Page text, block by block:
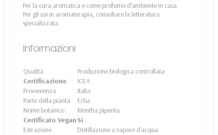
Per la cura aromatica e come profumo d'ambiente in casa.
Per gli usi in aromaterapia, consultare la letteratura
specializzata.
Informazioni
Qualità
Produzione biologica controllata
Certificazione
ICEA
Provenienza
Italia
Parte della pianta
Erba
Nome botanico
Mentha piperita
Certificato Vegan Sì
Estrazione
Distillazione a vapore d'acqua